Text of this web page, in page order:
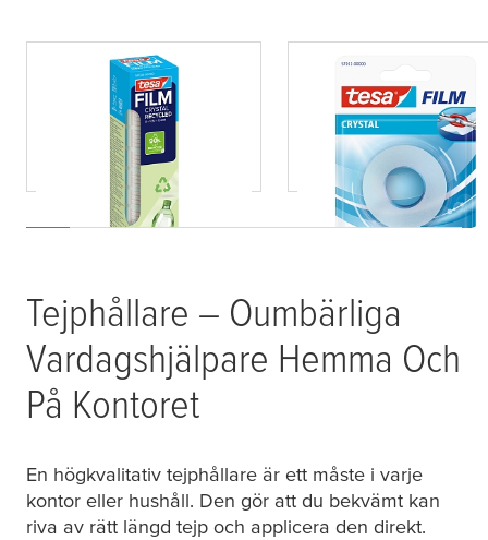
tesafilm®
ÅTERVUNNEN
KRISTALL
tesafilm® Crystal
Tejphållare – Oumbärliga
Vardagshjälpare Hemma Och
På Kontoret
En högkvalitativ tejphållare är ett måste i varje
kontor eller hushåll. Den gör att du bekvämt kan
riva av rätt längd tejp och applicera den direkt.